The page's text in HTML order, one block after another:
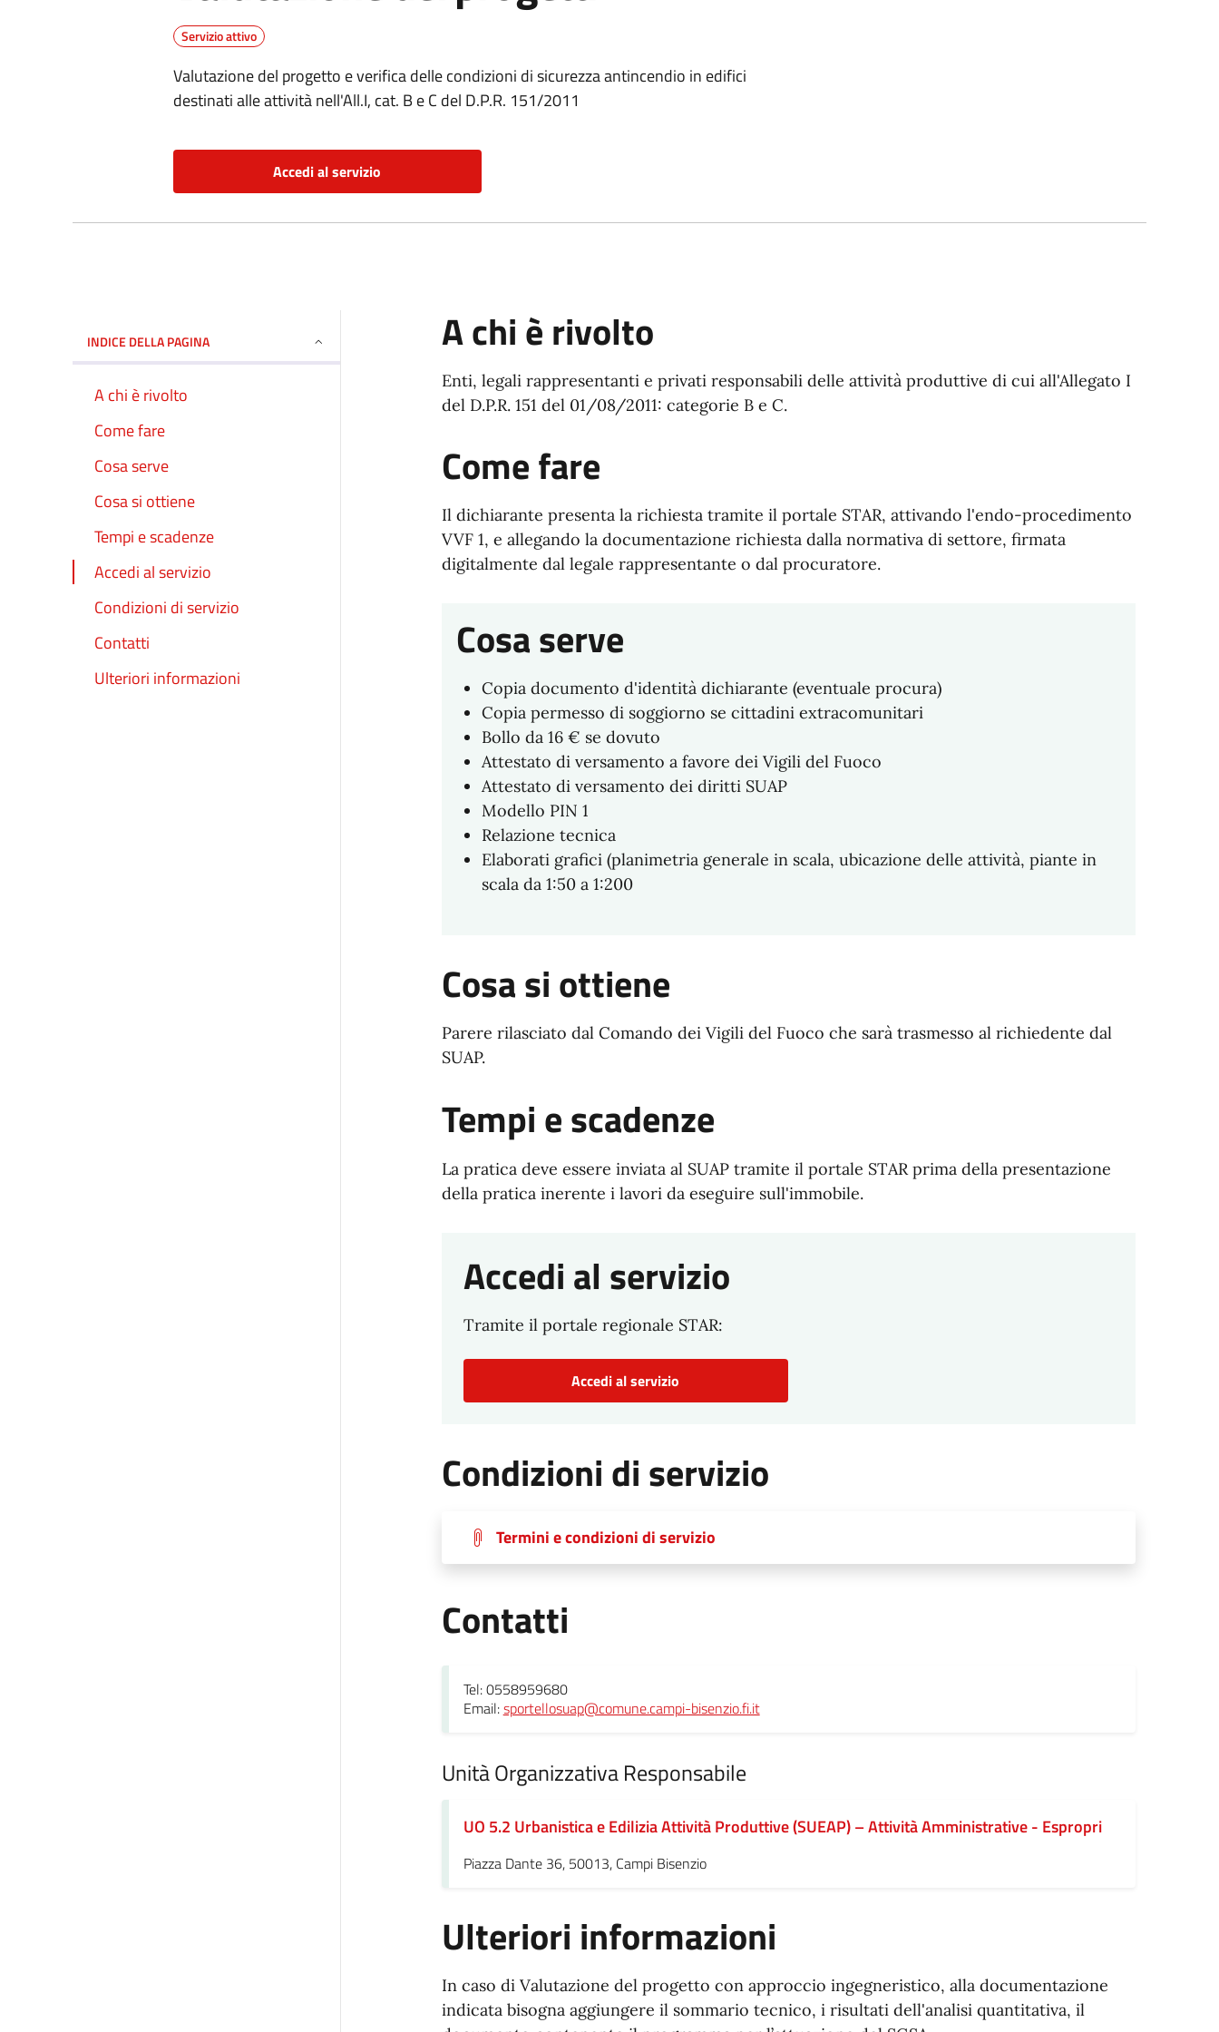
Servizio attivo
Valutazione del progetto e verifica delle condizioni di sicurezza antincendio in edifici
destinati alle attività nell'All.I, cat. B e C del D.P.R. 151/2011
Accedi al servizio
INDICE DELLA PAGINA
A chi è rivolto
Come fare
Cosa serve
Cosa si ottiene
Tempi e scadenze
Accedi al servizio
Condizioni di servizio
Contatti
Ulteriori informazioni
A chi è rivolto
Enti, legali rappresentanti e privati responsabili delle attività produttive di cui all'Allegato I
del D.P.R. 151 del 01/08/2011: categorie B e C.
Come fare
Il dichiarante presenta la richiesta tramite il portale STAR, attivando l'endo-procedimento
VVF 1, e allegando la documentazione richiesta dalla normativa di settore, firmata
digitalmente dal legale rappresentante o dal procuratore.
Cosa serve
Copia documento d'identità dichiarante (eventuale procura)
Copia permesso di soggiorno se cittadini extracomunitari
Bollo da 16 € se dovuto
Attestato di versamento a favore dei Vigili del Fuoco
Attestato di versamento dei diritti SUAP
Modello PIN 1
Relazione tecnica
Elaborati grafici (planimetria generale in scala, ubicazione delle attività, piante in
scala da 1:50 a 1:200
Cosa si ottiene
Parere rilasciato dal Comando dei Vigili del Fuoco che sarà trasmesso al richiedente dal
SUAP.
Tempi e scadenze
La pratica deve essere inviata al SUAP tramite il portale STAR prima della presentazione
della pratica inerente i lavori da eseguire sull'immobile.
Accedi al servizio
Tramite il portale regionale STAR:
Accedi al servizio
Condizioni di servizio
Termini e condizioni di servizio
Contatti
Tel: 0558959680
Email:sportellosuap@comune.campi-bisenzio.fi.it
Unità Organizzativa Responsabile
UO 5.2 Urbanistica e Edilizia Attività Produttive (SUEAP) – Attività Amministrative - Espropri
Piazza Dante 36, 50013, Campi Bisenzio
Ulteriori informazioni
In caso di Valutazione del progetto con approccio ingegneristico, alla documentazione
indicata bisogna aggiungere il sommario tecnico, i risultati dell'analisi quantitativa, il